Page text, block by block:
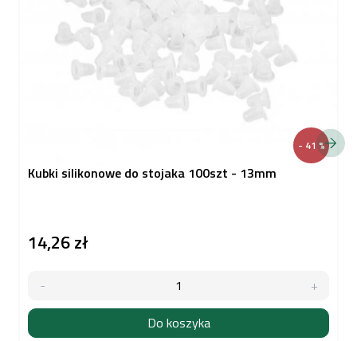
- 41 %
Kubki silikonowe do stojaka 100szt - 13mm
14,26 zł
Do koszyka